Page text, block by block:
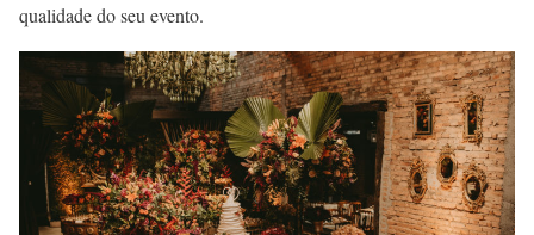
qualidade do seu evento.